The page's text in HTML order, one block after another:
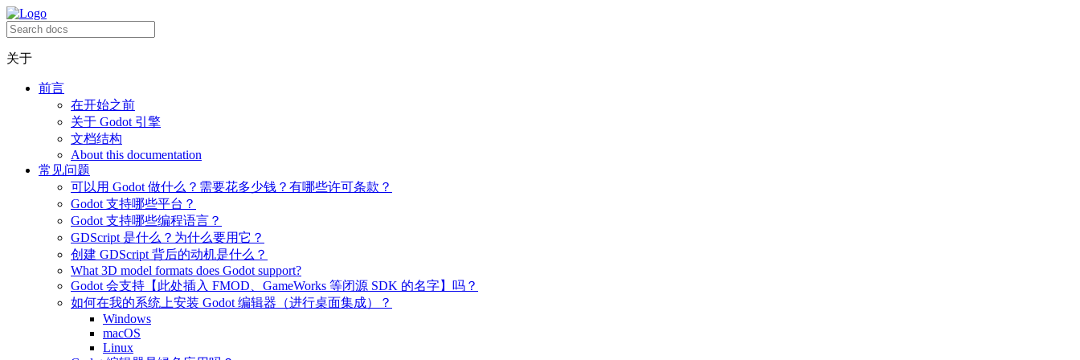
关于
前言
在开始之前
关于 Godot 引擎
文档结构
About this documentation
常见问题
可以用 Godot 做什么？需要花多少钱？有哪些许可条款？
Godot 支持哪些平台？
Godot 支持哪些编程语言？
GDScript 是什么？为什么要用它？
创建 GDScript 背后的动机是什么？
What 3D model formats does Godot support?
Godot 会支持【此处插入 FMOD、GameWorks 等闭源 SDK 的名字】吗？
如何在我的系统上安装 Godot 编辑器（进行桌面集成）？
Windows
macOS
Linux